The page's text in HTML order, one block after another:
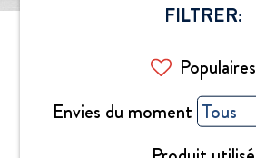
FILTRER:
Populaires
Envies du moment